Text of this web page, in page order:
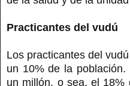
Practicantes del vudú
Los practicantes del
un 10% de la
un millón, o sea, el 18%